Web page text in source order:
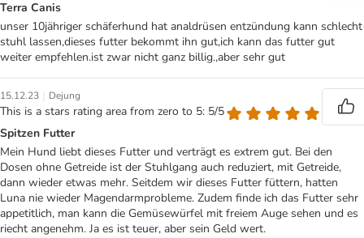
Terra Canis
unser 10jähriger schäferhund hat analdrüsen entzündung kann schlecht
stuhl lassen,dieses futter bekommt ihn gut,ich kann das futter gut
weiter empfehlen.ist zwar nicht ganz billig.,aber sehr gut
15.12.23 | Dejung
This is a stars rating area from zero to 5: 5/5
Spitzen Futter
Mein Hund liebt dieses Futter und verträgt es extrem gut. Bei den
Dosen ohne Getreide ist der Stuhlgang auch reduziert, mit Getreide,
dann wieder etwas mehr. Seitdem wir dieses Futter füttern, hatten
Luna nie wieder Magendarmprobleme. Zudem finde ich das Futter sehr
appetitlich, man kann die Gemüsewürfel mit freiem Auge sehen und es
riecht angenehm. Ja es ist teuer, aber sein Geld wert.